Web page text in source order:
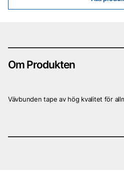
Om Produkten
Vävbunden tape av hög kvalitet för